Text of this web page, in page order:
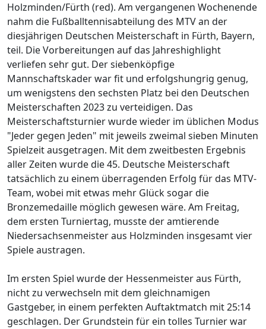
Holzminden/Fürth (red). Am vergangenen Wochenende
nahm die Fußballtennisabteilung des MTV an der
diesjährigen Deutschen Meisterschaft in Fürth, Bayern,
teil. Die Vorbereitungen auf das Jahreshighlight
verliefen sehr gut. Der siebenköpfige
Mannschaftskader war fit und erfolgshungrig genug,
um wenigstens den sechsten Platz bei den Deutschen
Meisterschaften 2023 zu verteidigen. Das
Meisterschaftsturnier wurde wieder im üblichen Modus
"Jeder gegen Jeden" mit jeweils zweimal sieben Minuten
Spielzeit ausgetragen. Mit dem zweitbesten Ergebnis
aller Zeiten wurde die 45. Deutsche Meisterschaft
tatsächlich zu einem überragenden Erfolg für das MTV-
Team, wobei mit etwas mehr Glück sogar die
Bronzemedaille möglich gewesen wäre. Am Freitag,
dem ersten Turniertag, musste der amtierende
Niedersachsenmeister aus Holzminden insgesamt vier
Spiele austragen.
Im ersten Spiel wurde der Hessenmeister aus Fürth,
nicht zu verwechseln mit dem gleichnamigen
Gastgeber, in einem perfekten Auftaktmatch mit 25:14
geschlagen. Der Grundstein für ein tolles Turnier war